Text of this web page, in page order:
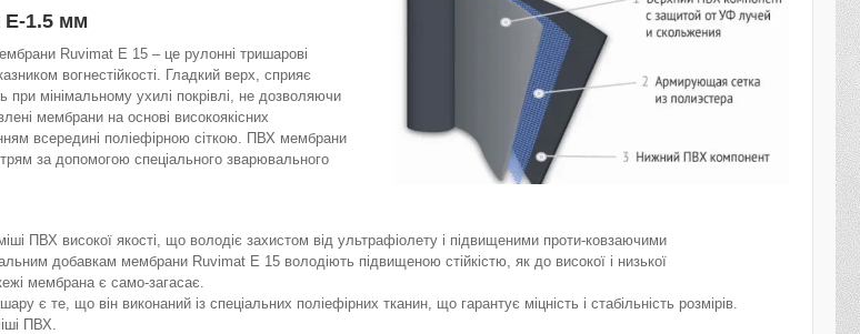
1.5 мм
Ruvimat E 15 – це рулонні тришарові
вогнестійкості. Гладкий верх, сприяє
мінімальному ухилі покрівлі, не дозволяючи
мембрани на основі високоякісних
всередині поліефірною сіткою. ПВХ мембрани
за допомогою спеціального зварювального
ПВХ високої якості, що володіє захистом від ультрафіолету і підвищеними проти-ковзаючими
добавкам мембрани Ruvimat E 15 володіють підвищеною стійкістю, як до високої і низької
мембрана є само-загасає.
є те, що він виконаний із спеціальних поліефірних тканин, що гарантує міцність і стабільність розмірів.
ПВХ.